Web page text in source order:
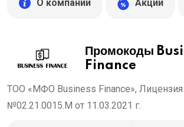
О компании Акции
Промокоды
Finance
ТОО «МФО Business Finance», Лицензия
№02.21.0015.M от 11.03.2021 г.